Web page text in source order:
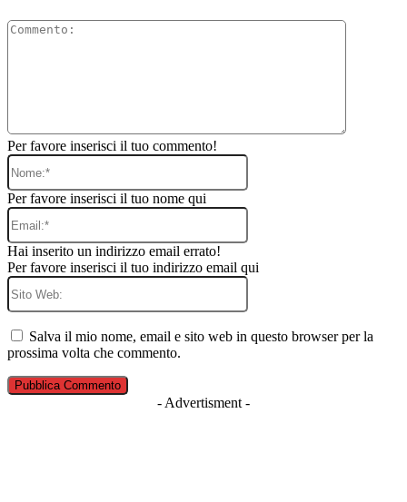
Per favore inserisci il tuo commento!
Nome:*
Per favore inserisci il tuo nome qui
Email:*
Hai inserito un indirizzo email errato!
Per favore inserisci il tuo indirizzo email qui
Sito
Salva il mio nome, email e sito web in questo browser per la
prossima volta che commento.
- Advertisment -